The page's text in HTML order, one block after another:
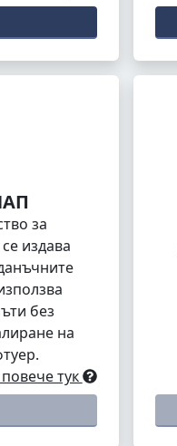
за
издава
без
на
тук